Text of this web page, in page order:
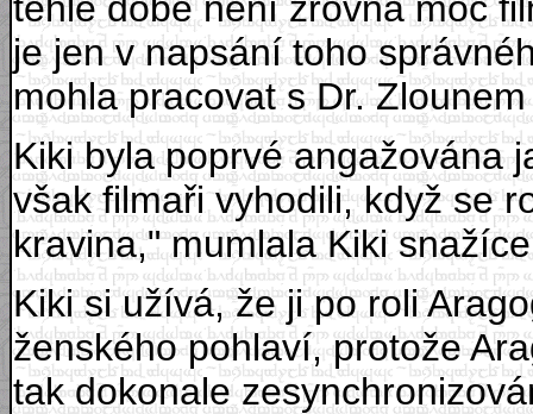
je jen v napsání toho
mohla pracovat s Dr.
Kiki byla poprvé angažována
však filmaři vyhodili, když se
kravina," mumlala Kiki
Kiki si užívá, že ji po roli
ženského pohlaví, protože
tak dokonale